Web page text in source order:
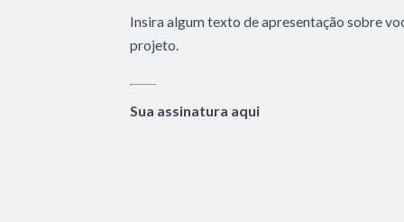
Insira algum texto de apresentação sobre
projeto.
Sua assinatura aqui